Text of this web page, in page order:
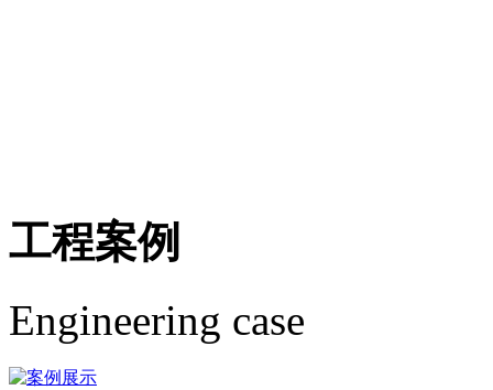
工程案例
Engineering case